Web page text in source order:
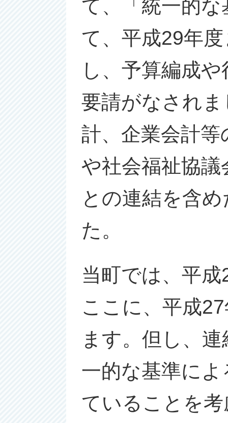
て、「統一的
て、平成29年
し、予算編成
要請がなされ
計、企業会計
や社会福祉協
との連結を含
た。
当町では、平
ここに、平成
ます。但し、
一的な基準に
ていることを